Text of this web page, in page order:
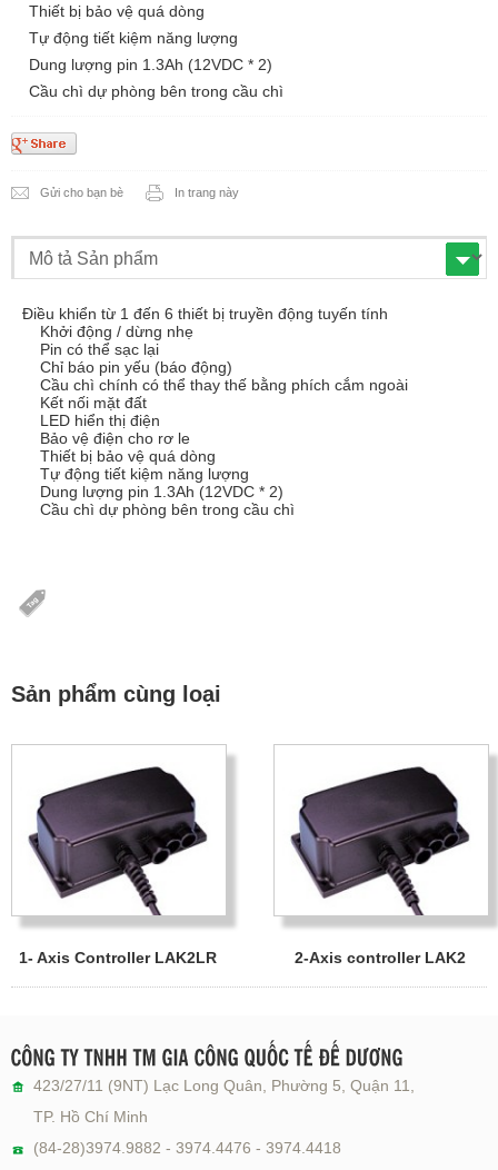
Thiết bị bảo vệ quá dòng
Tự động tiết kiệm năng lượng
Dung lượng pin 1.3Ah (12VDC * 2)
Cầu chì dự phòng bên trong cầu chì
Gửi cho bạn bè In trang này
Điều khiển từ 1 đến 6 thiết bị truyền động tuyến tính
Khởi động / dừng nhẹ
Pin có thể sạc lại
Chỉ báo pin yếu (báo động)
Cầu chì chính có thể thay thế bằng phích cắm ngoài
Kết nối mặt đất
LED hiển thị điện
Bảo vệ điện cho rơ le
Thiết bị bảo vệ quá dòng
Tự động tiết kiệm năng lượng
Dung lượng pin 1.3Ah (12VDC * 2)
Cầu chì dự phòng bên trong cầu chì
Sản phẩm cùng loại
1- Axis Controller LAK2LR 2-Axis controller LAK2
423/27/11 (9NT) Lạc Long Quân, Phường 5, Quận 11,
TP. Hồ Chí Minh
(84-28)3974.9882 - 3974.4476 - 3974.4418